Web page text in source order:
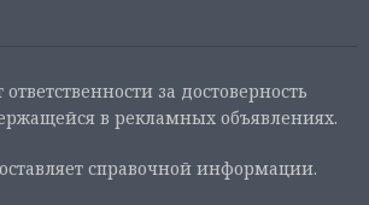
за достоверность
в рекламных объявлениях.
справочной информации.